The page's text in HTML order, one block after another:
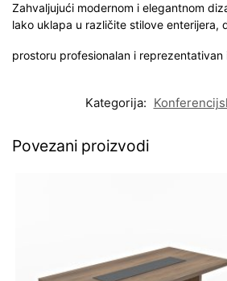
Zahvaljujući modernom i elegantnom
lako uklapa u različite stilove enterijera,
prostoru profesionalan i reprezentativan
Kategorija:
Povezani proizvodi